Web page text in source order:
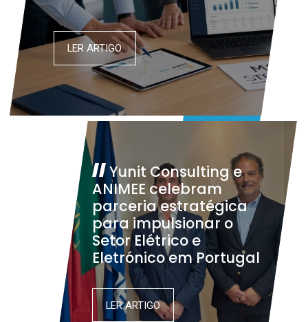
LER ARTIGO
Yunit Consulting e
ANIMEE celebram
parceria estratégica
para impulsionar o
Setor Elétrico e
Eletrónico em Portugal
LER ARTIGO